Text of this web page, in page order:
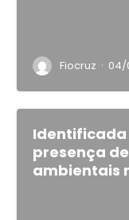
Fiocruz · 04/
Identificada
presença
ambientais